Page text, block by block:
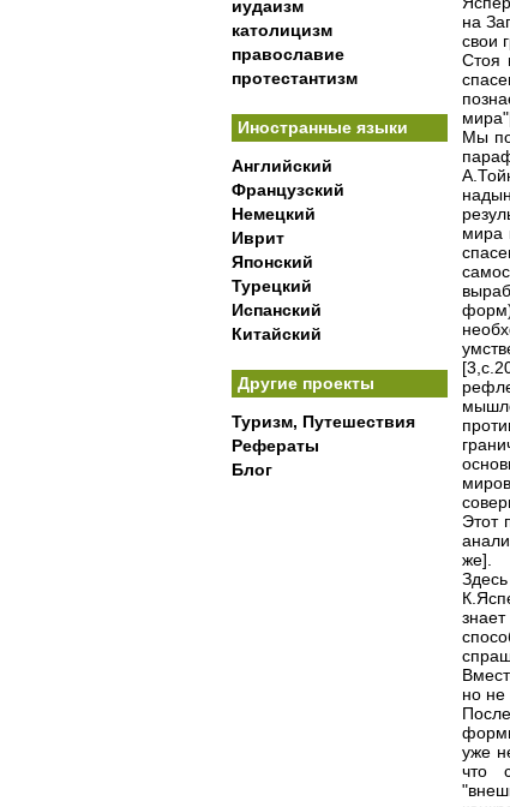
иудаизм
католицизм
православие
протестантизм
Иностранные языки
Английский
Французский
Немецкий
Иврит
Японский
Турецкий
Испанский
Китайский
Другие проекты
Туризм, Путешествия
Рефераты
Блог
на
свои
Стоя
Мы
мира
Этот
же].
но не
уже
что